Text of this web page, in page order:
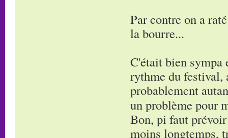
Par contre on a
la bourre...
C'était bien sympa
rythme du festival,
probablement
un problème pour
Bon, pi faut
moins longtemps,